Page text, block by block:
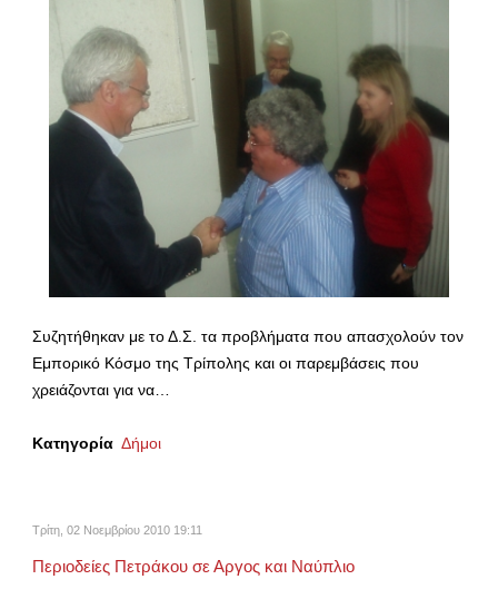
Συζητήθηκαν με το Δ.Σ. τα προβλήματα που απασχολούν τον
Εμπορικό Κόσμο της Τρίπολης και οι παρεμβάσεις που
χρειάζονται για να…
Κατηγορία Δήμοι
Τρίτη, 02 Νοεμβρίου 2010 19:11
Περιοδείες Πετράκου σε Αργος και Ναύπλιο